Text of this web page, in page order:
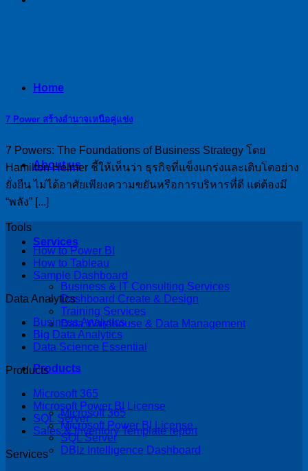
Home
About us
Services
Business & IT Consulting Services
Dashboard Create & Design
Training Services
Data Warehouse & Data Management
Products
Microsoft 365
Microsoft Power BI License
SQL Server
DBIz Intelligence Dashboard
7 Power สร้างอำนาจเหนือคู่แข่ง
7 Powers: The Foundations of Business Strategy โดย
Hamilton Helmer ชี้ให้เห็นว่า ธุรกิจที่แข็งแกร่งและเติบโตอย่าง
ยั่งยืน ไม่ได้อาศัยเพียงความขยันหรือการบริหารที่ดี แต่ต้องมี
“พลัง” [...]
Tools
How to Power BI
How to Tableau
Sample Dashboard
Data Analytics
Business Analytics
Big Data Analytics
Data Science Essential
Products
Microsoft 365
Microsoft Power BI License
SQL Server
Sales & Inventory Template report
Services